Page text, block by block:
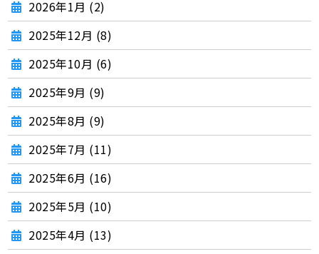
2026年1月 (2)
2025年12月 (8)
2025年10月 (6)
2025年9月 (9)
2025年8月 (9)
2025年7月 (11)
2025年6月 (16)
2025年5月 (10)
2025年4月 (13)